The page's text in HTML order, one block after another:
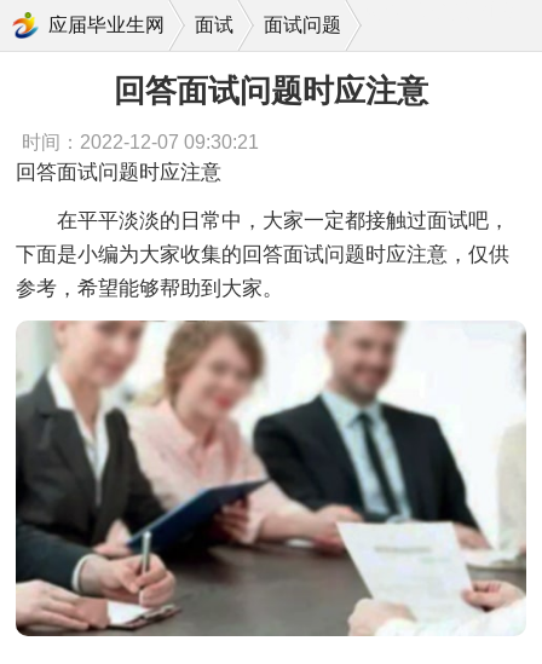
应届毕业生网 面试 面试问题
回答面试问题时应注意
时间：2022-12-07 09:30:21
回答面试问题时应注意
在平平淡淡的日常中，大家一定都接触过面试吧，
下面是小编为大家收集的回答面试问题时应注意，仅供
参考，希望能够帮助到大家。